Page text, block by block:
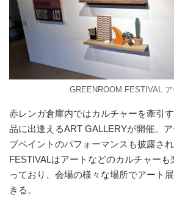
GREENROOM FESTIVAL
赤レンガ倉庫内ではカルチャーを牽引
品に出逢えるART GALLERYが開催。
ブペイントのパフォーマンスも披露さ
FESTIVALはアートなどのカルチャー
っており、会場の様々な場所でアート
きる。